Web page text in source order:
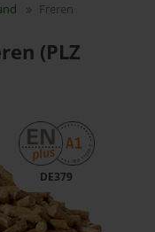
Freren
(PLZ
DE379